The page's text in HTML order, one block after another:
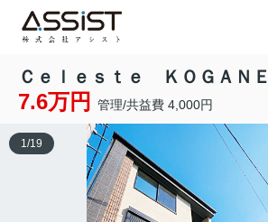
Ｃｅｌｅｓｔｅ ＫＯＧＡＮＥ
7.6万円 管理/共益費 4,000円
1 /19